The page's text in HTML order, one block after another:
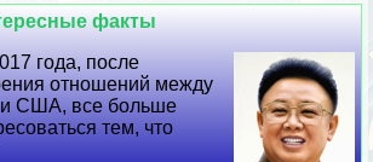
факты
года, после
отношений между
США, все больше
тем, что